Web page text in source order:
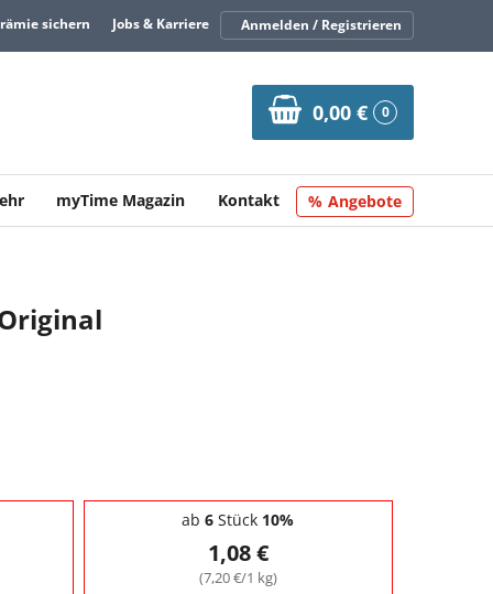
sichern Jobs & Karriere Anmelden / Registrieren
0,00 € 0
myTime Magazin Kontakt Angebote
ab 6 Stück 10%
1,08 €
(7,20 €/1 kg)